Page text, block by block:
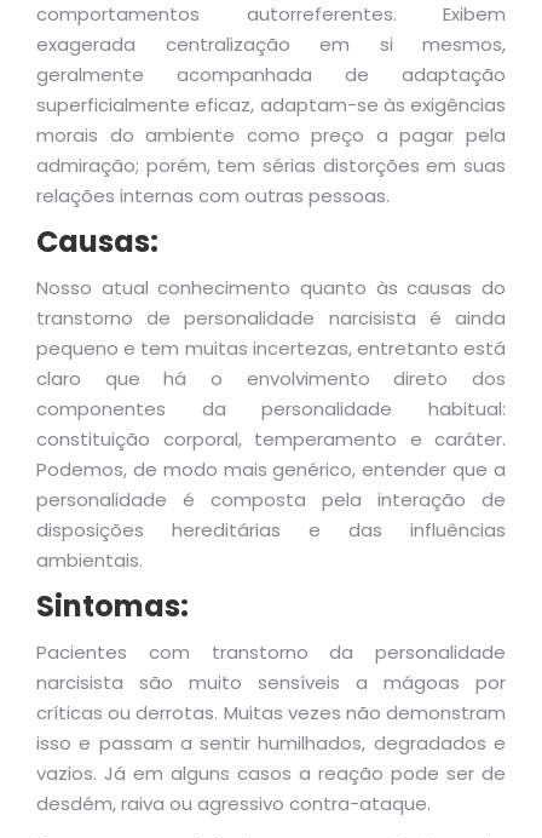
comportamentos autorreferentes. Exibem
exagerada centralização em si mesmos,
geralmente acompanhada de adaptação
superficialmente eficaz, adaptam-se às exigências
morais do ambiente como preço a pagar pela
admiração; porém, tem sérias distorções em suas
relações internas com outras pessoas.
Causas:
Nosso atual conhecimento quanto às causas do
transtorno de personalidade narcisista é ainda
pequeno e tem muitas incertezas, entretanto está
claro que há o envolvimento direto dos
componentes da personalidade habitual:
constituição corporal, temperamento e caráter.
Podemos, de modo mais genérico, entender que a
personalidade é composta pela interação de
disposições hereditárias e das influências
ambientais.
Sintomas:
Pacientes com transtorno da personalidade
narcisista são muito sensíveis a mágoas por
críticas ou derrotas. Muitas vezes não demonstram
isso e passam a sentir humilhados, degradados e
vazios. Já em alguns casos a reação pode ser de
desdém, raiva ou agressivo contra-ataque.